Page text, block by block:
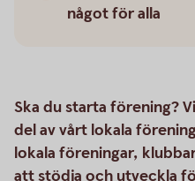
något för alla
Ska du starta förening?
del av vårt lokala
lokala föreningar,
att stödja och utveckla